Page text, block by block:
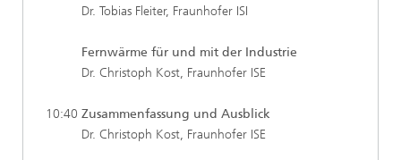
Dr. Tobias Fleiter, Fraunhofer ISI
Fernwärme für und mit der Industrie
Dr. Christoph Kost, Fraunhofer ISE
10:40 Zusammenfassung und Ausblick
Dr. Christoph Kost, Fraunhofer ISE